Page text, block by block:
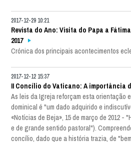
2017-12-29 10:21
Revista do Ano: Visita do Papa a
2017
Crónica dos principais acontecimentos
2017-12-12 15:37
II Concílio do Vaticano: A importância
As leis da Igreja reforçam esta orientação
dominical é "um dado adquirido e
«Notícias de Beja», 15 de março de 2012 -
e de grande sentido pastoral").
concílio, dado que a história trazia, de